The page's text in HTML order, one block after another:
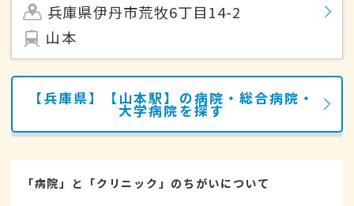
兵庫県伊丹市荒牧6丁目14-2
山本
【兵庫県】【山本駅】の病院・総合病院・
大学病院を探す
「病院」と「クリニック」のちがいについて